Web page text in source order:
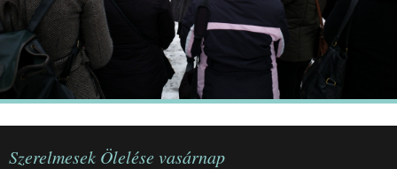
Szerelmesek Ölelése vasárnap